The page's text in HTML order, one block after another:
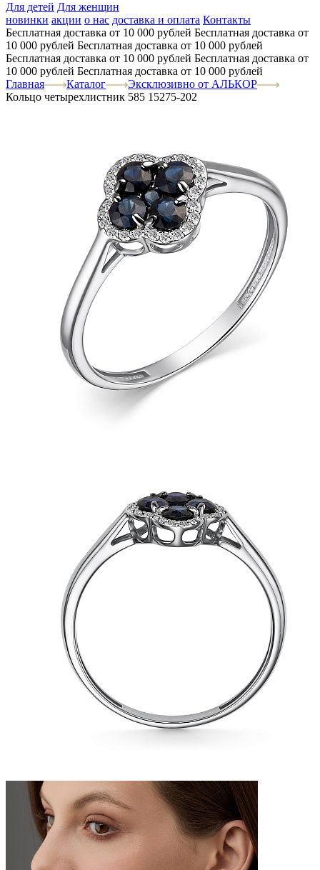
Для детей Для женщин
новинки акции о нас доставка и оплата Контакты
Бесплатная доставка от 10 000 рублей Бесплатная доставка от
10 000 рублей Бесплатная доставка от 10 000 рублей
Бесплатная доставка от 10 000 рублей Бесплатная доставка от
10 000 рублей Бесплатная доставка от 10 000 рублей
Главная
Каталог
Эксклюзивно от АЛЬКОР
Кольцо четырехлистник 585 15275-202